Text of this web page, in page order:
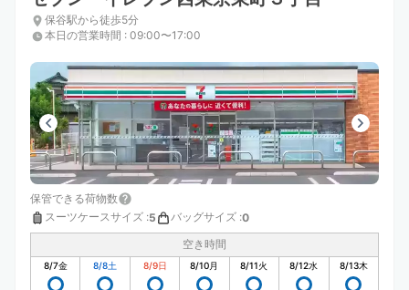
保谷駅から徒歩5分
本日の営業時間 : 09:00〜17:00
保管できる荷物数
スーツケースサイズ :5 バッグサイズ :0
空き時間
8/7金 8/8土 8/9日 8/10月 8/11火 8/12水 8/13木